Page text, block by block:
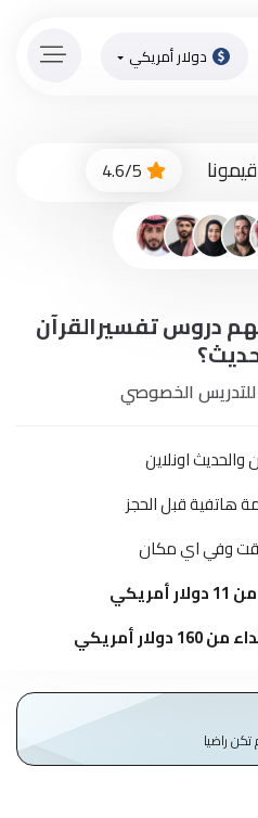
دولار أمريكي
4.6/5
دروس تفسيرالقرآن
الخصوصي
اونلاين
هاتفية قبل الحجز
وفي اي مكان
أمريكي
160 دولار أمريكي
راضيا